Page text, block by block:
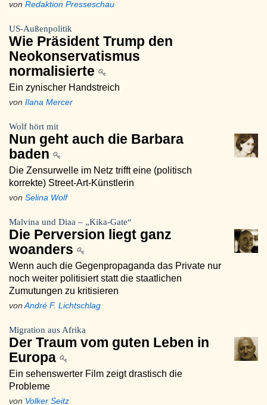
von Redaktion Presseschau
US-Außenpolitik
Wie Präsident Trump den
Neokonservatismus
normalisierte
Ein zynischer Handstreich
von Ilana Mercer
Wolf hört mit
Nun geht auch die Barbara
baden
Die Zensurwelle im Netz trifft eine (politisch
korrekte) Street-Art-Künstlerin
von Selina Wolf
Malvina und Diaa – „Kika-Gate“
Die Perversion liegt ganz
woanders
Wenn auch die Gegenpropaganda das Private nur
noch weiter politisiert statt die staatlichen
Zumutungen zu kritisieren
von André F. Lichtschlag
Migration aus Afrika
Der Traum vom guten Leben in
Europa
Ein sehenswerter Film zeigt drastisch die
Probleme
von Volker Seitz